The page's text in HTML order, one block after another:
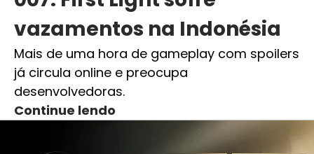
vazamentos na Indonésia
Mais de uma hora de gameplay com spoilers
já circula online e preocupa
desenvolvedoras.
Continue lendo